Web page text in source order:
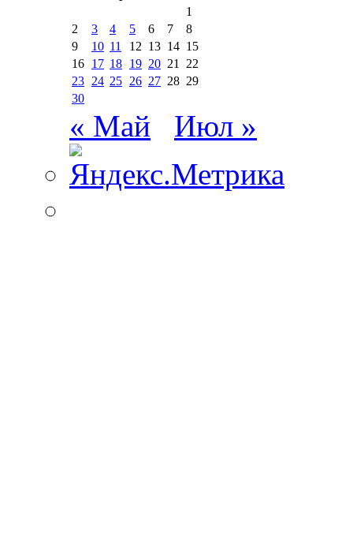
1
2
3 4 5 6 7
8
9
10 11 12 13 14 15
16 17 18 19 20 21 22
23 24 25 26 27 28 29
30
« Май Июл »